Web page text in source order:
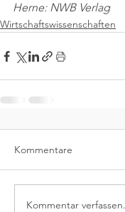
Herne: NWB Verlag
Wirtschaftswissenschaften
Kommentare
Kommentar